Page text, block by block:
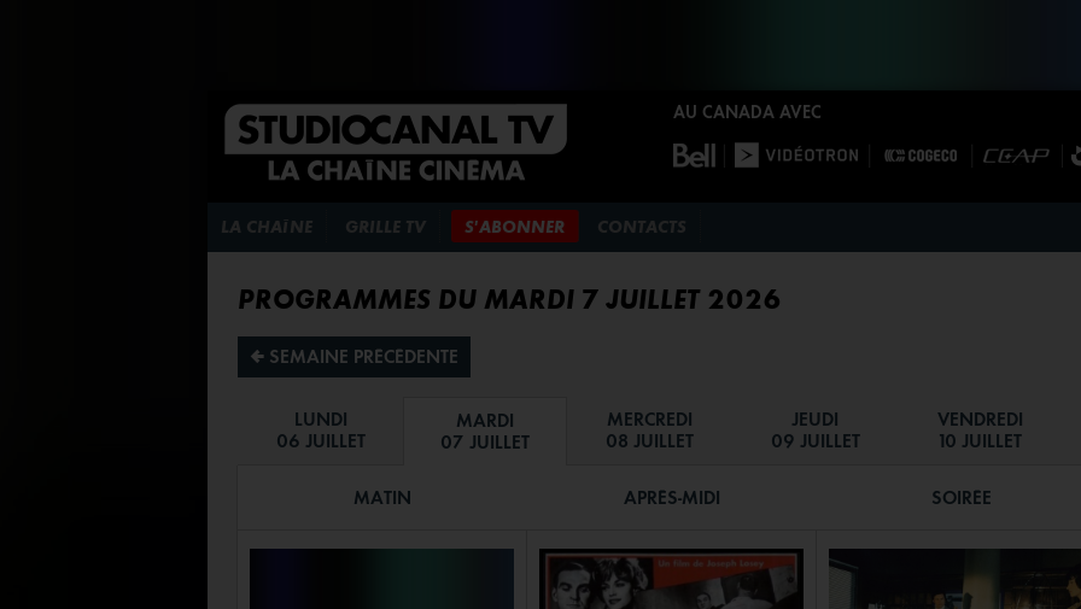
AU CANADA AVEC
LA CHAÎNE GRILLE TV S'ABONNER CONTACTS
PROGRAMMES DU MARDI 7 JUILLET 2026
¡ SEMAINE PRÉCÉDENTE
LUNDI
06 JUILLET
MARDI
07 JUILLET
MERCREDI
08 JUILLET
JEUDI
09 JUILLET
VENDREDI
10 JUILLET
MATIN APRÈS-MIDI SOIRÉE